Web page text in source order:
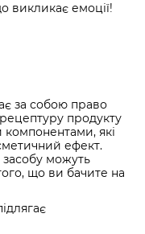
викликає емоції!
за собою право
продукту
які
ефект.
засобу можуть
що ви бачите на